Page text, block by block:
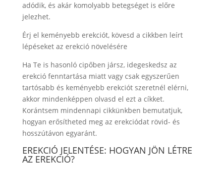
adódik, és akár komolyabb betegséget is előre
jelezhet.
Érj el keményebb erekciót, kövesd a cikkben leírt
lépéseket az erekció növelésére
Ha Te is hasonló cipőben jársz, idegeskedsz az
erekció fenntartása miatt vagy csak egyszerűen
tartósabb és keményebb erekciót szeretnél elérni,
akkor mindenképpen olvasd el ezt a cíkket.
Korántsem mindennapi cikkünkben bemutatjuk,
hogyan erősítheted meg az erekciódat rövid- és
hosszútávon egyaránt.
EREKCIÓ JELENTÉSE: HOGYAN JÖN LÉTRE
AZ EREKCIÓ?